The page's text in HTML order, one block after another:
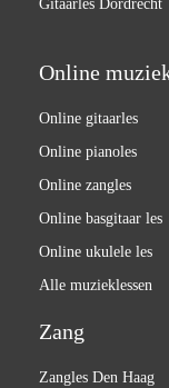
Gitaarles Dordrecht
Online
Online gitaarles
Online pianoles
Online zangles
Online basgitaar les
Online ukulele les
Alle muzieklessen
Zang
Zangles Den Haag